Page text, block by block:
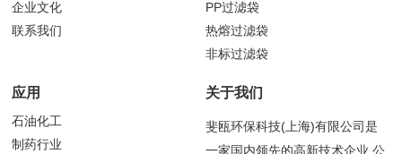
企业文化
联系我们
PP过滤袋
热熔过滤袋
非标过滤袋
应用
石油化工
制药行业
关于我们
斐瓯环保科技(上海)有限公司是
一家国内领先的高新技术企业,公